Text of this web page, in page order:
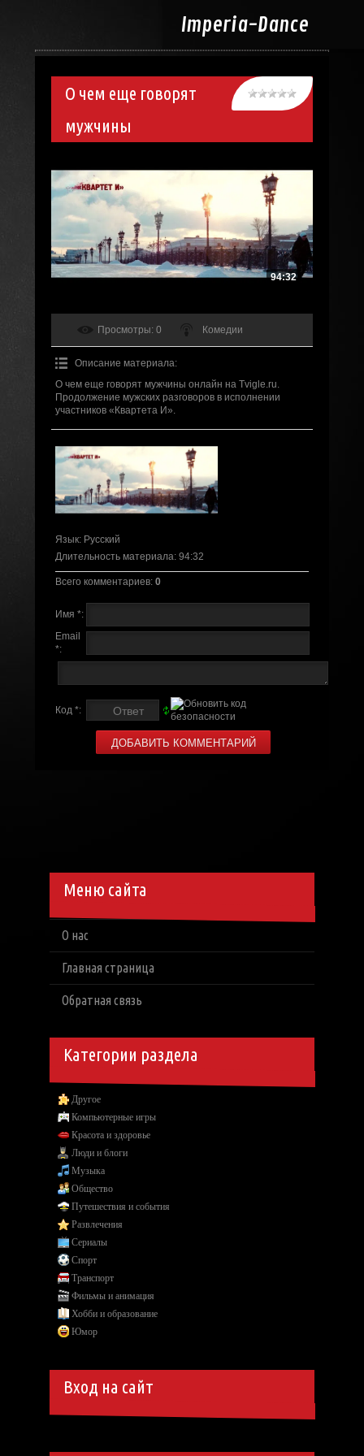
Imperia-Dance
О чем еще говорят
мужчины
94:32
Просмотры: 0 Комедии
Описание материала:
О чем еще говорят мужчины онлайн на Tvigle.ru.
Продолжение мужских разговоров в исполнении
участников «Квартета И».
Язык: Русский
Длительность материала: 94:32
Всего комментариев: 0
Имя *:
Email
*:
Код *:
Меню сайта
О нас
Главная страница
Обратная связь
Категории раздела
Другое
Компьютерные игры
Красота и здоровье
Люди и блоги
Музыка
Общество
Путешествия и события
Развлечения
Сериалы
Спорт
Транспорт
Фильмы и анимация
Хобби и образование
Юмор
Вход на сайт